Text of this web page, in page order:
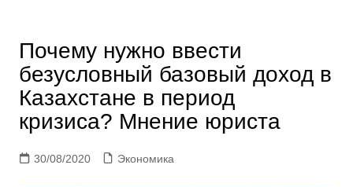
Почему нужно ввести
безусловный базовый доход в
Казахстане в период
кризиса? Мнение юриста
30/08/2020 Экономика